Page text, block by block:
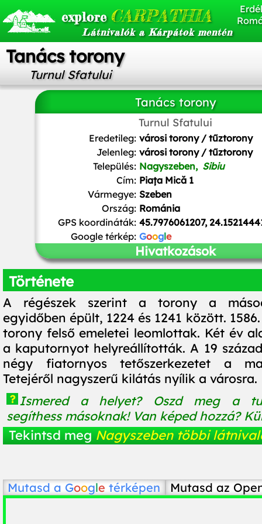
explore CARPATHIA
Látnivalók a Kárpátok mentén
Tanács torony
Turnul Sfatului
Tanács torony
Turnul Sfatului
Andrei Dan Suciu ,CC BY 3.0, via Wikimedia
Eredetileg: városi torony / tűztorony
Jelenleg: városi torony / tűztorony
Település: Nagyszeben, Sibiu
Cím: Piața Mică 1
Vármegye: Szeben
Ország: Románia
GPS koordináták: 45.7976061207,
Google térkép: Google
Hivatkozások
Története
A régészek szerint a torony a
egyidőben épült, 1224 és 1241 között.
torony felső emeletei leomlottak. Két év
a kaputornyot helyreállították. A 19
négy fiatornyos tetőszerkezetet a
Tetejéről nagyszerű kilátás nyílik a városra.
? Ismered a helyet? Oszd meg a
segíthess másoknak! Van képed hozzá?
Tekintsd meg Nagyszeben többi
Mutasd a Google térképen Mutasd az